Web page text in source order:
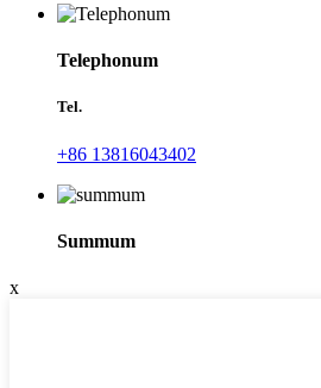
Telephonum
Tel.
+86 13816043402
Summum
x